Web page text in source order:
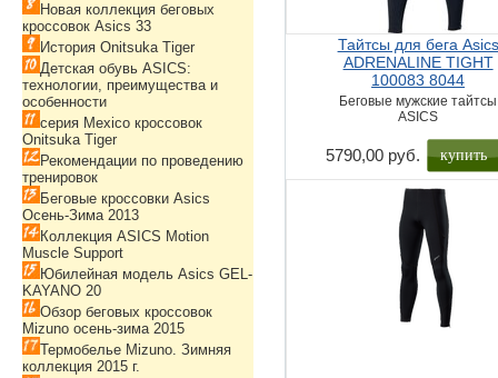
Тайтсы для бега Asics
ADRENALINE TIGHT
100083 8044
Беговые мужские тайтсы
ASICS
5790,00 руб. купить
Новая коллекция беговых
кроссовок Asics 33
История Onitsuka Tiger
Детская обувь ASICS:
технологии, преимущества и
особенности
серия Mexico кроссовок
Onitsuka Tiger
Рекомендации по проведению
тренировок
Беговые кроссовки Asics
Осень-Зима 2013
Коллекция ASICS Motion
Muscle Support
Юбилейная модель Asics GEL-
KAYANO 20
Обзор беговых кроссовок
Mizuno осень-зима 2015
Термобелье Mizuno. Зимняя
коллекция 2015 г.